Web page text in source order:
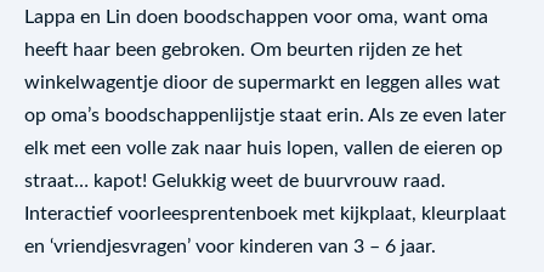
Lappa en Lin doen boodschappen voor oma, want oma
heeft haar been gebroken. Om beurten rijden ze het
winkelwagentje dioor de supermarkt en leggen alles wat
op oma’s boodschappenlijstje staat erin. Als ze even later
elk met een volle zak naar huis lopen, vallen de eieren op
straat… kapot! Gelukkig weet de buurvrouw raad.
Interactief voorleesprentenboek met kijkplaat, kleurplaat
en ‘vriendjesvragen’ voor kinderen van 3 – 6 jaar.